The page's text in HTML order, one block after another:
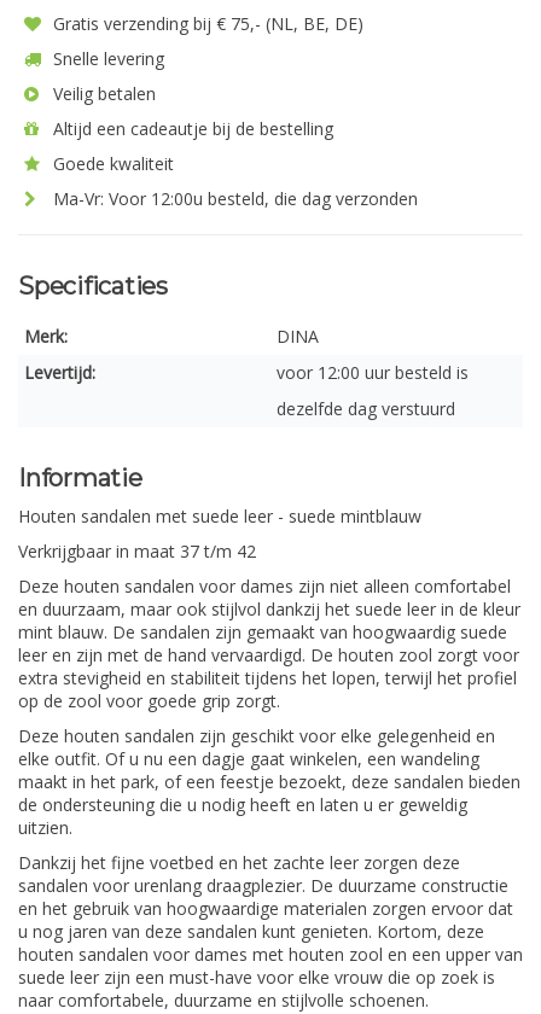
Gratis verzending bij € 75,- (NL, BE, DE)
Snelle levering
Veilig betalen
Altijd een cadeautje bij de bestelling
Goede kwaliteit
Ma-Vr: Voor 12:00u besteld, die dag verzonden
Specificaties
Merk:
DINA
Levertijd:
voor 12:00 uur besteld is
dezelfde dag verstuurd
Informatie
Houten sandalen met suede leer - suede mintblauw
Verkrijgbaar in maat 37 t/m 42
Deze houten sandalen voor dames zijn niet alleen comfortabel
en duurzaam, maar ook stijlvol dankzij het suede leer in de kleur
mint blauw. De sandalen zijn gemaakt van hoogwaardig suede
leer en zijn met de hand vervaardigd. De houten zool zorgt voor
extra stevigheid en stabiliteit tijdens het lopen, terwijl het profiel
op de zool voor goede grip zorgt.
Deze houten sandalen zijn geschikt voor elke gelegenheid en
elke outfit. Of u nu een dagje gaat winkelen, een wandeling
maakt in het park, of een feestje bezoekt, deze sandalen bieden
de ondersteuning die u nodig heeft en laten u er geweldig
uitzien.
Dankzij het fijne voetbed en het zachte leer zorgen deze
sandalen voor urenlang draagplezier. De duurzame constructie
en het gebruik van hoogwaardige materialen zorgen ervoor dat
u nog jaren van deze sandalen kunt genieten. Kortom, deze
houten sandalen voor dames met houten zool en een upper van
suede leer zijn een must-have voor elke vrouw die op zoek is
naar comfortabele, duurzame en stijlvolle schoenen.